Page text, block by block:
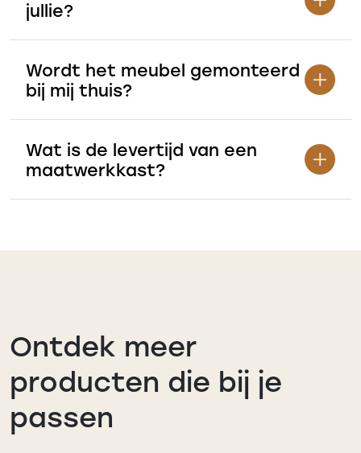
jullie?
Wordt het meubel gemonteerd
bij mij thuis?
Wat is de levertijd van een
maatwerkkast?
Ontdek meer
producten die bij je
passen